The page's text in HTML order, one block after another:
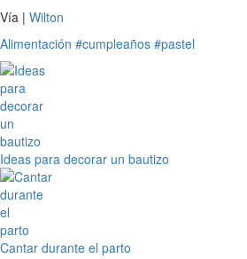
Vía | Wilton
Alimentación #cumpleaños #pastel
Ideas para decorar un bautizo
Cantar durante el parto